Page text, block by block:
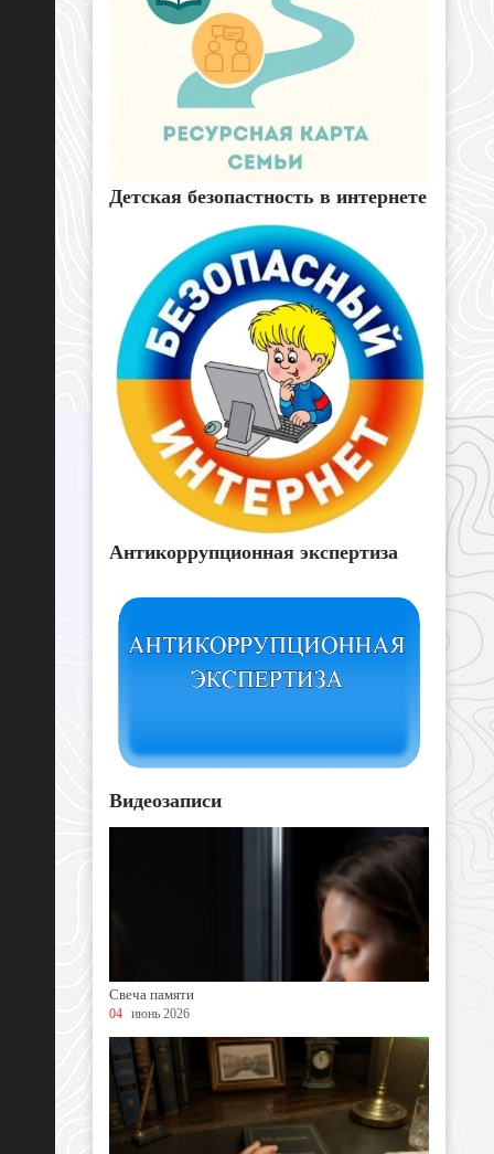
Детская безопастность в интернете
Антикоррупционная экспертиза
Видеозаписи
Свеча памяти
04 июнь 2026